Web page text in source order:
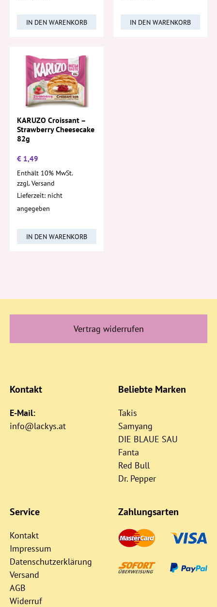
IN DEN WARENKORB IN DEN WARENKORB
KARUZO Croissant –
Strawberry Cheesecake
82g
€ 1,49
Enthält 10% MwSt.
zzgl.Versand
Lieferzeit: nicht
angegeben
IN DEN WARENKORB
Vertrag widerrufen
Kontakt
E-Mail:
info@lackys.at
Beliebte Marken
Takis
Samyang
DIE BLAUE SAU
Fanta
Red Bull
Dr. Pepper
Service
Kontakt
Impressum
Datenschutzerklärung
Versand
AGB
Widerruf
Zahlungsarten